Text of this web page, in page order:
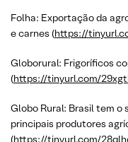
Folha: Exportação da
e carnes (https://
Globorural: Frigoríficos
(https://tinyurl.com/
Globo Rural: Brasil tem o
principais produtores
(https://tinyurl.com/